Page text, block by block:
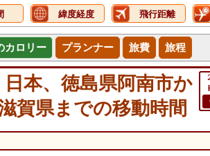
緯度経度 飛行距離
カロリー プランナー 旅費 旅程
日本、徳島県阿南市か
賀県までの移動時間